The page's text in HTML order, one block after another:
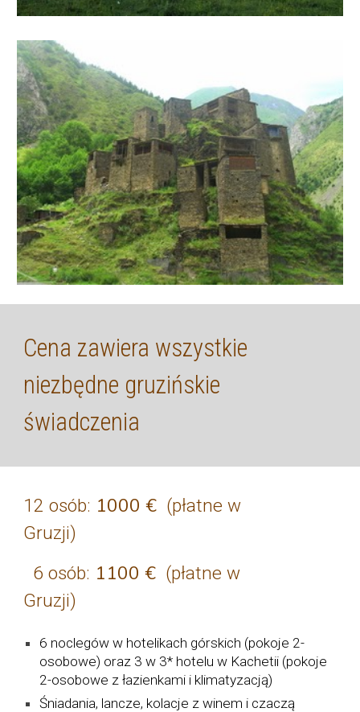
Cena zawiera wszystkie
niezbędne gruzińskie
świadczenia
12 osób: 1000 € (płatne w
Gruzji)
6 osób: 1100 € (płatne w
Gruzji)
6 noclegów w hotelikach górskich (pokoje 2-
osobowe) oraz 3 w 3* hotelu w Kachetii (pokoje
2-osobowe z łazienkami i klimatyzacją)
Śniadania, lancze, kolacje z winem i czaczą